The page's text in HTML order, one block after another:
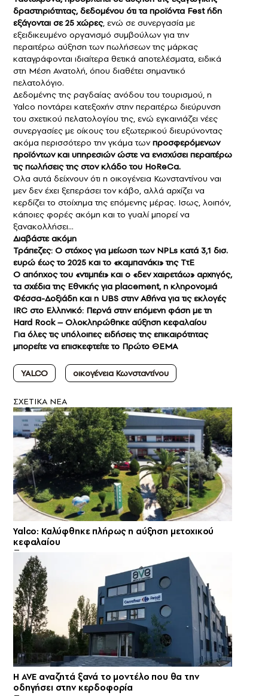
δραστηριότητας, δεδομένου ότι τα προϊόντα Fest ήδη
εξάγονται σε 25 χώρες, ενώ σε συνεργασία με
εξειδικευμένο οργανισμό συμβούλων για την
περαιτέρω αύξηση των πωλήσεων της μάρκας
καταγράφονται ιδιαίτερα θετικά αποτελέσματα, ειδικά
στη Μέση Ανατολή, όπου διαθέτει σημαντικό
πελατολόγιο.
Δεδομένης της ραγδαίας ανόδου του τουρισμού, η
Yalco ποντάρει κατεξοχήν στην περαιτέρω διεύρυνση
του σχετικού πελατολογίου της, ενώ εγκαινιάζει νέες
συνεργασίες με οίκους του εξωτερικού διευρύνοντας
ακόμα περισσότερο την γκάμα τωνπροσφερόμενων
προϊόντων και υπηρεσιών ώστε να ενισχύσει περαιτέρω
τις πωλήσεις της στον κλάδο του HoReCa.
Ολα αυτά δείχνουν ότι η οικογένεια Κωνσταντίνου ναι
μεν δεν έχει ξεπεράσει τον κάβο, αλλά αρχίζει να
κερδίζει το στοίχημα της επόμενης μέρας. Ισως, λοιπόν,
κάποιες φορές ακόμη και το γυαλί μπορεί να
ξανακολλήσει…
Διαβάστε ακόμη
Τράπεζες: Ο στόχος για μείωση των NPLs κατά 3,1 δισ.
ευρώ έως το 2025 και το «καμπανάκι» της ΤτΕ
Ο απόηχος του «ντιμπέι» και ο «δεν χαιρετάω» αρχηγός,
τα σχέδια της Εθνικής για placement, η κληρονομιά
Φέσσα-Δοξιάδη και η UBS στην Αθήνα για τις εκλογές
IRC στο Ελληνικό: Περνά στην επόμενη φάση με τη
Hard Rock – Ολοκληρώθηκε αύξηση κεφαλαίου
Για όλες τις υπόλοιπεςειδήσεις της επικαιρότητας
μπορείτε να επισκεφτείτε το Πρώτο ΘΕΜΑ
YALCO οικογένεια Κωνσταντίνου
ΣXETIKA NEA
Yalco: Καλύφθηκε πλήρως η αύξηση μετοχικού
κεφαλαίου
Η AVE αναζητά ξανά το μοντέλο που θα την
οδηγήσει στην κερδοφορία